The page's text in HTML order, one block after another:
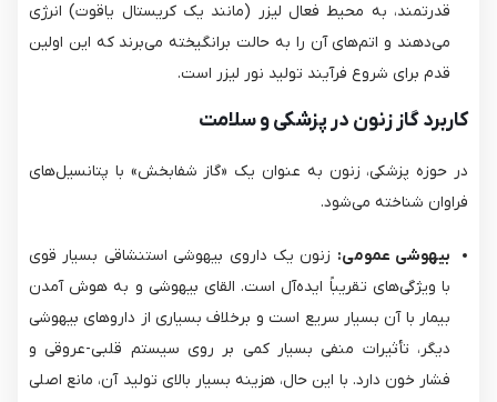
قدرتمند، به محیط فعال لیزر (مانند یک کریستال یاقوت) انرژی
می‌دهند و اتم‌های آن را به حالت برانگیخته می‌برند که این اولین
قدم برای شروع فرآیند تولید نور لیزر است.
کاربرد گاز زنون در پزشکی و سلامت
در حوزه پزشکی، زنون به عنوان یک «گاز شفابخش» با پتانسیل‌های
فراوان شناخته می‌شود.
بیهوشی عمومی: زنون یک داروی بیهوشی استنشاقی بسیار قوی
با ویژگی‌های تقریباً ایده‌آل است. القای بیهوشی و به هوش آمدن
بیمار با آن بسیار سریع است و برخلاف بسیاری از داروهای بیهوشی
دیگر، تأثیرات منفی بسیار کمی بر روی سیستم قلبی-عروقی و
فشار خون دارد. با این حال، هزینه بسیار بالای تولید آن، مانع اصلی